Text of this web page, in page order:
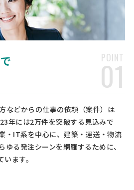
POINT
01
などからの仕事の依頼（案件）は
年には2万件を突破する見込みで
・IT系を中心に、建築・運送・物流
ゆる発注シーンを網羅するために、
ます。
【保険の手続き・離職票の作成
依頼】社会保険労務士への相談・
> 社会保険労務士
東京都
保険手続き [御社の業種] サービス業 [会
談内容] 社員数80名前後の教育業の会
・育休等含む）、離職票の作成や送付な
【建設業】顧問社労士への相